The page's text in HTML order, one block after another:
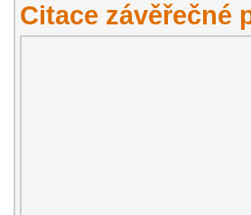
Citace závěřečné